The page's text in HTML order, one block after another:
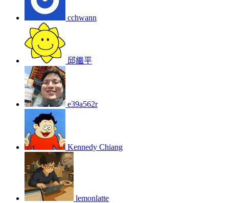
cchwann
邱繼平
e39a562r
Kennedy Chiang
lemonlatte